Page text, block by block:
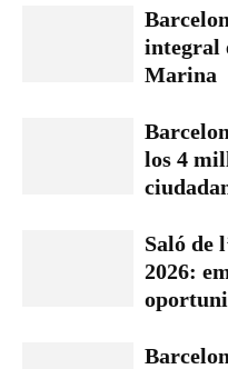
integral
Marina
los 4
Saló de
2026: